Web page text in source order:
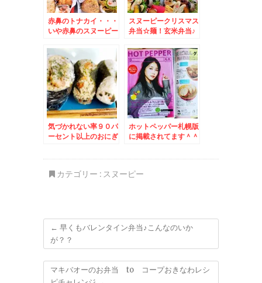
赤鼻のトナカイ・・・
いや赤鼻のスヌーピー
スヌーピークリスマス
弁当☆麺！玄米弁当♪
気づかれない率９０パ
ーセント以上のおにぎ
ホットペッパー札幌版
に掲載されてます＾＾
カテゴリー : スヌーピー
← 早くもバレンタイン弁当♪こんなのいか
が？？
マキバオーのお弁当 to コープおきなわレシ